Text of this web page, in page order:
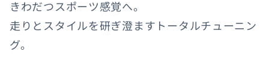
きわだつスポーツ感覚へ。
走りとスタイルを研ぎ澄ますトータルチューニン
グ。